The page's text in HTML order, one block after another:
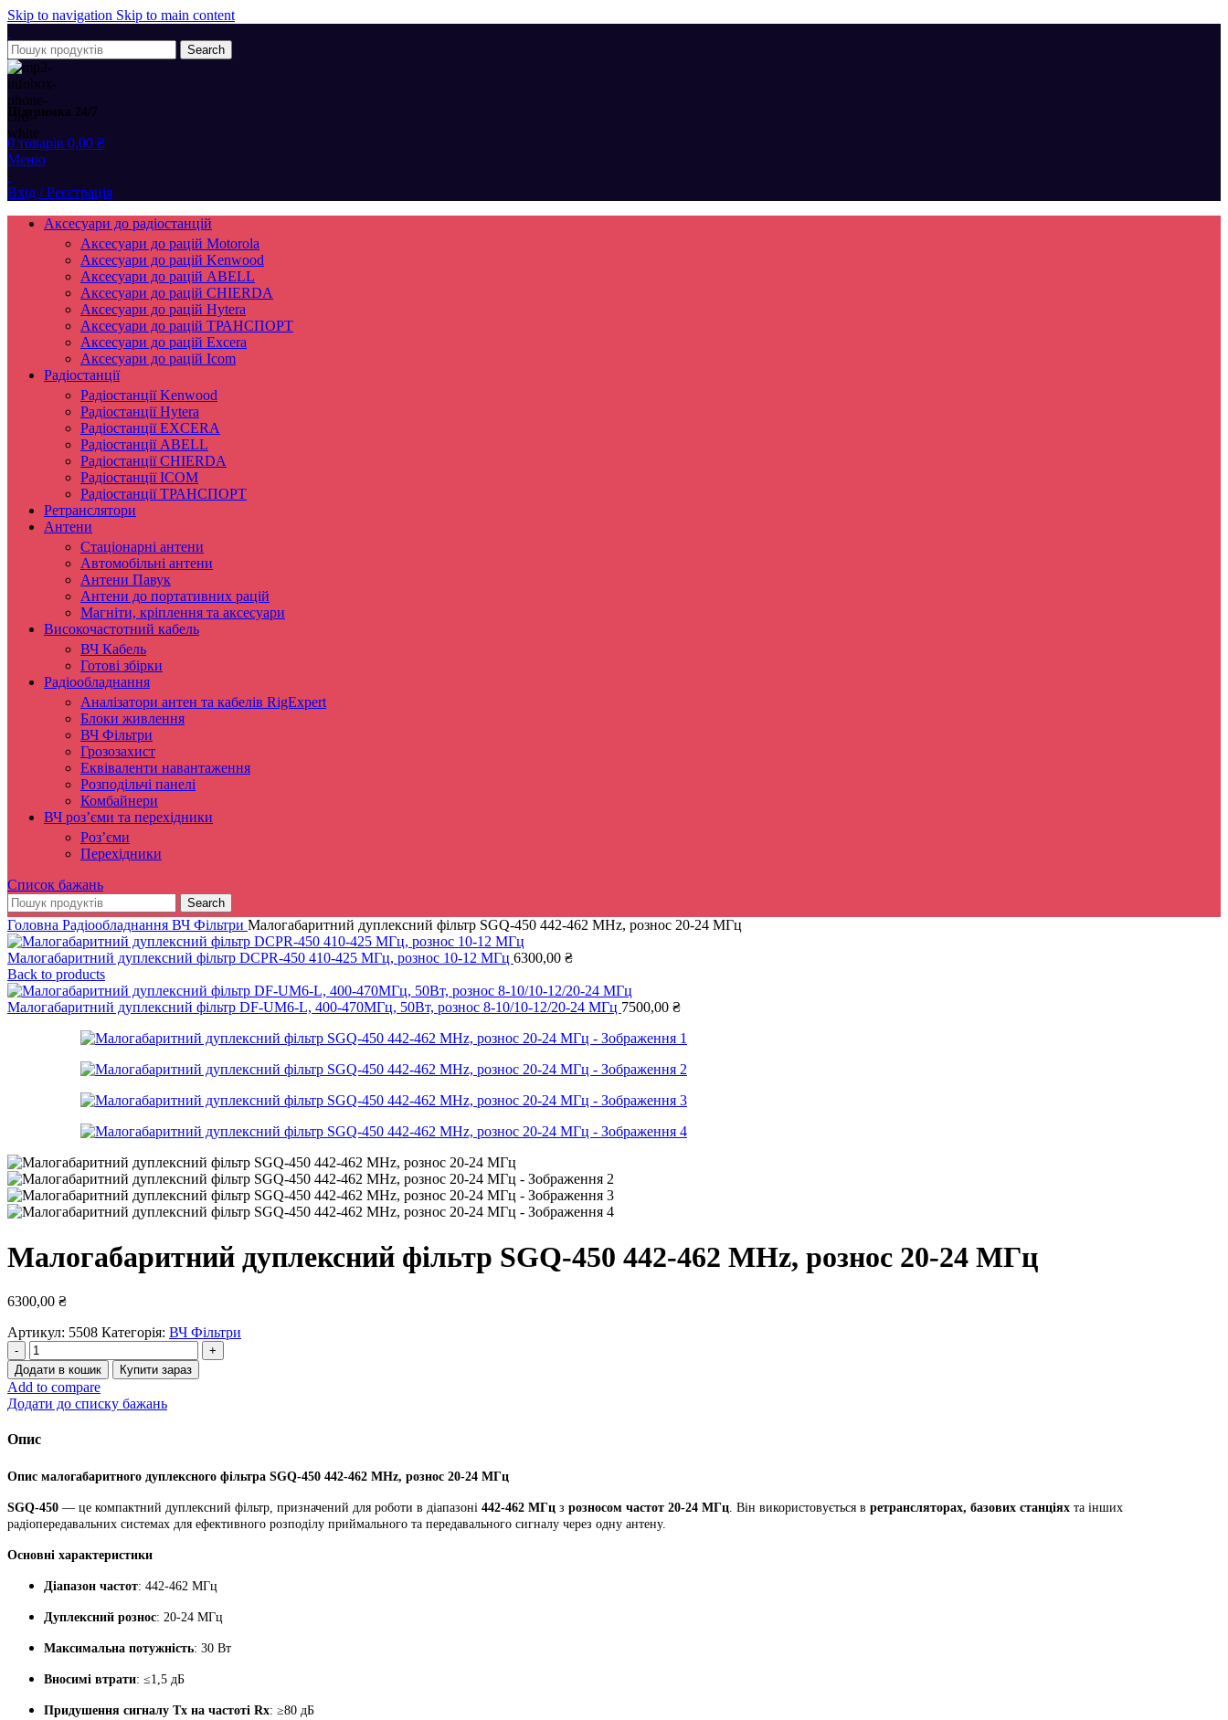
Skip to navigation Skip to main content
Search
Підтримка 24/7
0 товарів 0,00 ₴
Меню
Вхід / Реєстрація
Аксесуари до радіостанцій
Аксесуари до рацій Motorola
Аксесуари до рацій Kenwood
Аксесуари до рацій ABELL
Аксесуари до рацій CHIERDA
Аксесуари до рацій Hytera
Аксесуари до рацій ТРАНСПОРТ
Аксесуари до рацій Excera
Аксесуари до рацій Icom
Радіостанції
Радіостанції Kenwood
Радіостанції Hytera
Радіостанції EXCERA
Радіостанції ABELL
Радіостанції CHIERDA
Радіостанції ICOM
Радіостанції ТРАНСПОРТ
Ретранслятори
Антени
Стаціонарні антени
Автомобільні антени
Антени Павук
Антени до портативних рацій
Магніти, кріплення та аксесуари
Високочастотний кабель
ВЧ Кабель
Готові збірки
Радіообладнання
Аналізатори антен та кабелів RigExpert
Блоки живлення
ВЧ Фільтри
Грозозахист
Еквіваленти навантаження
Розподільчі панелі
Комбайнери
ВЧ роз’єми та перехідники
Роз’єми
Перехідники
Список бажань
Search
Головна Радіообладнання ВЧ Фільтри Малогабаритний дуплексний фільтр SGQ-450 442-462 MHz, рознос 20-24 МГц
Малогабаритний дуплексний фільтр DCPR-450 410-425 МГц, рознос 10-12 МГц 6300,00 ₴
Back to products
Малогабаритний дуплексний фільтр DF-UM6-L, 400-470MГц, 50Вт, рознос 8-10/10-12/20-24 МГц 7500,00 ₴
Малогабаритний дуплексний фільтр SGQ-450 442-462 MHz, рознос 20-24 МГц
6300,00 ₴
Артикул: 5508 Категорія: ВЧ Фільтри
Малогабаритний
дуплексний
фільтр
SGQ-
450
462
рознос
24
МГц
Додати в кошик Купити зараз
Add to compare
Додати до списку бажань
Опис
Опис малогабаритного дуплексного фільтра SGQ-450 442-462 MHz, рознос 20-24 МГц
SGQ-450 — це компактний дуплексний фільтр, призначений для роботи в діапазоні 442-462 МГц з розносом частот 20-24 МГц . Він використовується в ретрансляторах, базових станціях та інших
радіопередавальних системах для ефективного розподілу приймального та передавального сигналу через одну антену.
Основні характеристики
Діапазон частот: 442-462 МГц
Дуплексний рознос: 20-24 МГц
Максимальна потужність: 30 Вт
Вносимі втрати: ≤1,5 дБ
Придушення сигналу Tx на частоті Rx: ≥80 дБ